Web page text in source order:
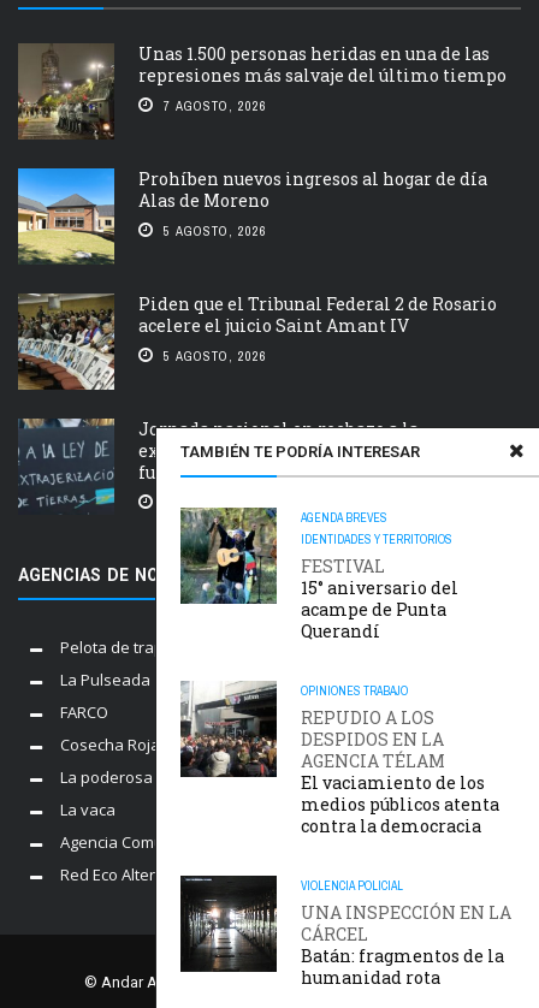
TAMBIÉN TE PODRÍA INTERESAR
AGENDA BREVES
IDENTIDADES Y TERRITORIOS
FESTIVAL
15° aniversario del
acampe de Punta
Querandí
OPINIONES TRABAJO
REPUDIO A LOS
DESPIDOS EN LA
AGENCIA TÉLAM
El vaciamiento de los
medios públicos atenta
contra la democracia
VIOLENCIA POLICIAL
UNA INSPECCIÓN EN LA
CÁRCEL
Batán: fragmentos de la
humanidad rota
Unas 1.500 personas heridas en una de las
represiones más salvaje del último tiempo
7 AGOSTO, 2026
Prohíben nuevos ingresos al hogar de día
Alas de Moreno
5 AGOSTO, 2026
Piden que el Tribunal Federal 2 de Rosario
acelere el juicio Saint Amant IV
5 AGOSTO, 2026
Jornada nacional en rechazo a la
extranjerización de tierras, manejo del
fuego y desalojos
AGENCIAS DE NOTICIAS AMIGAS
Pelota de trapo
La Pulseada
FARCO
Cosecha Roja
La poderosa
La vaca
Agencia Comunica
Red Eco Alternativo
© Andar Agencia. Comisión Provincial por la Memoria